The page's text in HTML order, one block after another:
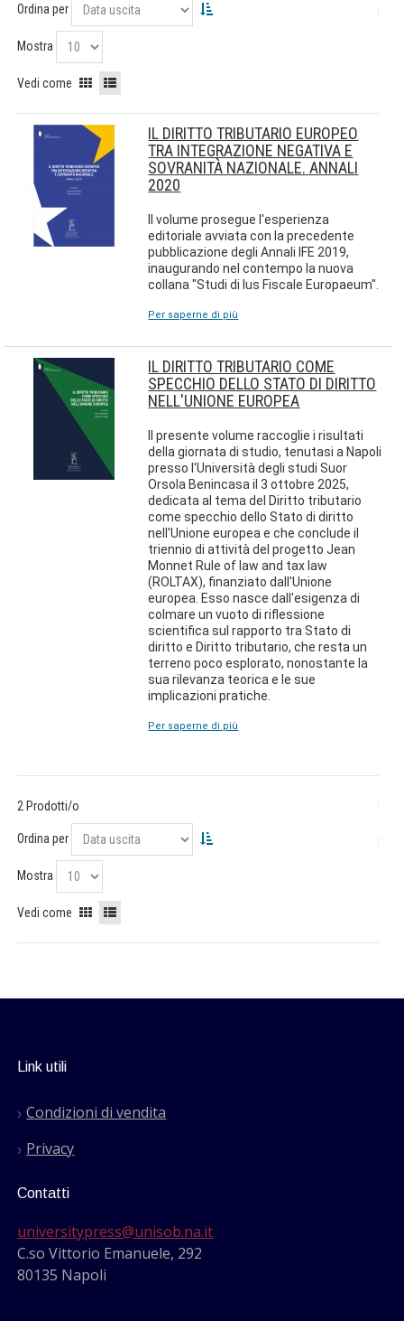
Ordina per
Mostra
Vedi come
IL DIRITTO TRIBUTARIO EUROPEO
TRA INTEGRAZIONE NEGATIVA E
SOVRANITÀ NAZIONALE. ANNALI
2020
Il volume prosegue l'esperienza
editoriale avviata con la precedente
pubblicazione degli Annali IFE 2019,
inaugurando nel contempo la nuova
collana "Studi di Ius Fiscale Europaeum".
Per saperne di più
IL DIRITTO TRIBUTARIO COME
SPECCHIO DELLO STATO DI DIRITTO
NELL'UNIONE EUROPEA
Il presente volume raccoglie i risultati
della giornata di studio, tenutasi a Napoli
presso l'Università degli studi Suor
Orsola Benincasa il 3 ottobre 2025,
dedicata al tema del Diritto tributario
come specchio dello Stato di diritto
nell'Unione europea e che conclude il
triennio di attività del progetto Jean
Monnet Rule of law and tax law
(ROLTAX), finanziato dall'Unione
europea. Esso nasce dall'esigenza di
colmare un vuoto di riflessione
scientifica sul rapporto tra Stato di
diritto e Diritto tributario, che resta un
terreno poco esplorato, nonostante la
sua rilevanza teorica e le sue
implicazioni pratiche.
Per saperne di più
2 Prodotti/o
Ordina per
Mostra
Vedi come
Link utili
Condizioni di vendita
Privacy
Contatti
universitypress@unisob.na.it
C.so Vittorio Emanuele, 292
80135 Napoli